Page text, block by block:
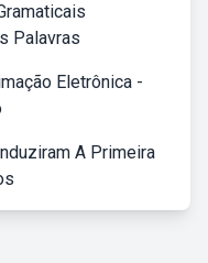
Palavras
Eletrônica -
A Primeira